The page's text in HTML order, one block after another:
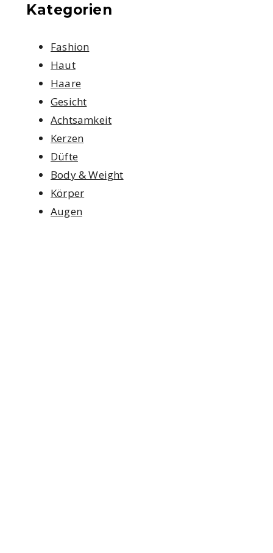
Kategorien
Fashion
Haut
Haare
Gesicht
Achtsamkeit
Kerzen
Düfte
Body & Weight
Körper
Augen